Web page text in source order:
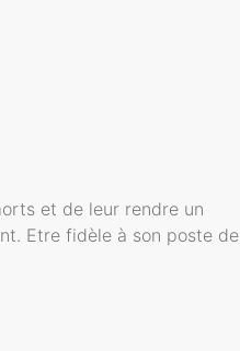
et de leur rendre un
Etre fidèle à son poste de